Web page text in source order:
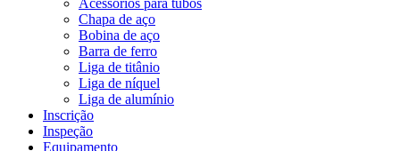
Acessórios para tubos
Chapa de aço
Bobina de aço
Barra de ferro
Liga de titânio
Liga de níquel
Liga de alumínio
Inscrição
Inspeção
Equipamento